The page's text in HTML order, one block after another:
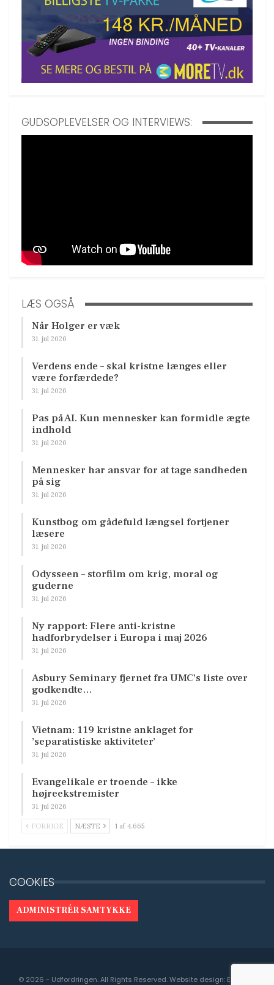
GUDSOPLEVELSER OG INTERVIEWS:
LÆS OGSÅ
Når Holger er væk
31. jul 2026
Verdens ende – skal kristne længes eller
være forfærdede?
31. jul 2026
Pas på AI. Kun mennesker kan formidle ægte
indhold
31. jul 2026
Mennesker har ansvar for at tage sandheden
på sig
31. jul 2026
Kunstbog om gådefuld længsel fortjener
læsere
31. jul 2026
Odysseen – storfilm om krig, moral og
guderne
31. jul 2026
Ny rapport: Flere anti-kristne
hadforbrydelser i Europa i maj 2026
31. jul 2026
Asbury Seminary fjernet fra UMC’s liste over
godkendte…
31. jul 2026
Vietnam: 119 kristne anklaget for
’separatistiske aktiviteter’
31. jul 2026
Evangelikale er troende – ikke
højreekstremister
31. jul 2026
FORRIGE NÆSTE 1 af 4.665
COOKIES
ADMINISTRÉR SAMTYKKE
© 2026 - Udfordringen. All Rights Reserved.Website design: Engedal